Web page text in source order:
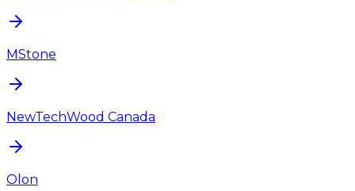
MStone
NewTechWood Canada
Olon